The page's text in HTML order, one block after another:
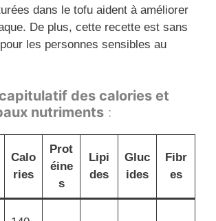
dans le tofu aident à améliorer
De plus, cette recette est sans
les personnes sensibles au
des calories et
nutriments :
Calo
ries
Prot
éine
s
Lipi
des
Gluc
ides
Fibr
es